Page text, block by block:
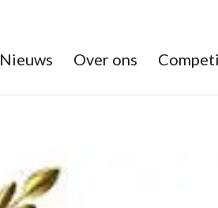
Nieuws Over ons